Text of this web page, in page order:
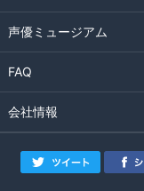
声優ミュージアム
FAQ
会社情報